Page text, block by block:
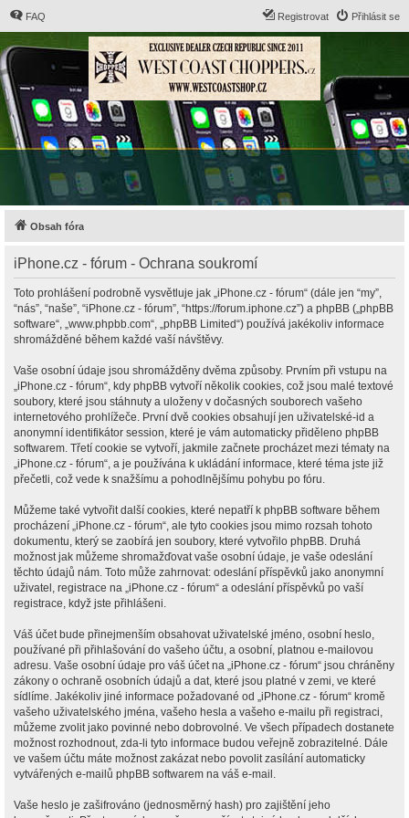
FAQ Přihlásit se
Registrovat
Obsah fóra
iPhone.cz - fórum - Ochrana soukromí
Toto prohlášení podrobně vysvětluje jak „iPhone.cz - fórum“ (dále jen “my”,
“nás”, “naše”, “iPhone.cz - fórum”, “https://forum.iphone.cz”) a phpBB („phpBB
software“, „www.phpbb.com“, „phpBB Limited“) používá jakékoliv informace
shromážděné během každé vaší návštěvy.
Vaše osobní údaje jsou shromážděny dvěma způsoby. Prvním při vstupu na
„iPhone.cz - fórum“, kdy phpBB vytvoří několik cookies, což jsou malé textové
soubory, které jsou stáhnuty a uloženy v dočasných souborech vašeho
internetového prohlížeče. První dvě cookies obsahují jen uživatelské-id a
anonymní identifikátor session, které je vám automaticky přiděleno phpBB
softwarem. Třetí cookie se vytvoří, jakmile začnete procházet mezi tématy na
„iPhone.cz - fórum“, a je používána k ukládání informace, které téma jste již
přečetli, což vede k snažšímu a pohodlnějšímu pohybu po fóru.
Můžeme také vytvořit další cookies, které nepatří k phpBB software během
procházení „iPhone.cz - fórum“, ale tyto cookies jsou mimo rozsah tohoto
dokumentu, který se zaobírá jen soubory, které vytvořilo phpBB. Druhá
možnost jak můžeme shromažďovat vaše osobní údaje, je vaše odeslání
těchto údajů nám. Toto může zahrnovat: odeslání příspěvků jako anonymní
uživatel, registrace na „iPhone.cz - fórum“ a odeslání příspěvků po vaší
registrace, když jste přihlášeni.
Váš účet bude přinejmenším obsahovat uživatelské jméno, osobní heslo,
používané při přihlašování do vašeho účtu, a osobní, platnou e-mailovou
adresu. Vaše osobní údaje pro váš účet na „iPhone.cz - fórum“ jsou chráněny
zákony o ochraně osobních údajů a dat, které jsou platné v zemi, ve které
sídlíme. Jakékoliv jiné informace požadované od „iPhone.cz - fórum“ kromě
vašeho uživatelského jména, vašeho hesla a vašeho e-mailu při registraci,
můžeme zvolit jako povinné nebo dobrovolné. Ve všech případech dostanete
možnost rozhodnout, zda-li tyto informace budou veřejně zobrazitelné. Dále
ve vašem účtu máte možnost zakázat nebo povolit zasílání automaticky
vytvářených e-mailů phpBB softwarem na váš e-mail.
Vaše heslo je zašifrováno (jednosměrný hash) pro zajištění jeho